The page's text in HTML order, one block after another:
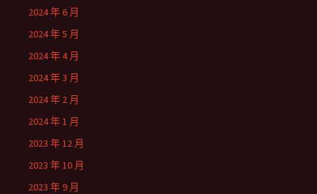
2024 年 6 月
2024 年 5 月
2024 年 4 月
2024 年 3 月
2024 年 2 月
2024 年 1 月
2023 年 12 月
2023 年 10 月
2023 年 9 月